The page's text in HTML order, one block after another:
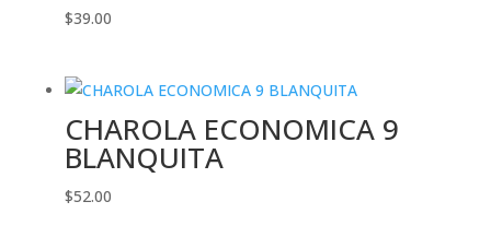
$39.00
CHAROLA ECONOMICA 9
BLANQUITA
$52.00